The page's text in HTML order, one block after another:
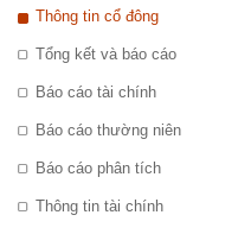
Thông tin cổ đông
Tổng kết và báo cáo
Báo cáo tài chính
Báo cáo thường niên
Báo cáo phân tích
Thông tin tài chính